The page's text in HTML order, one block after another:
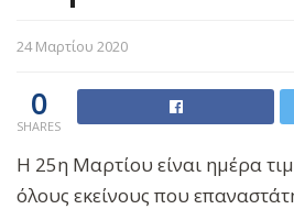
24 Μαρτίου 2020
0
SHARES
Η 25η Μαρτίου είναι ημέρα
όλους εκείνους που